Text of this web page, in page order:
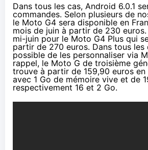
Dans tous les cas, Android 6.0.1
commandes. Selon plusieurs de
le Moto G4 sera disponible en
mois de juin à partir de 230
mi-juin pour le Moto G4 Plus qui
partir de 270 euros. Dans tous les
possible de les personnaliser via
rappel, le Moto G de troisième
trouveà partir de 159,90 eurosen
avec 1 Go de mémoire vive et de
respectivement 16 et 2 Go.